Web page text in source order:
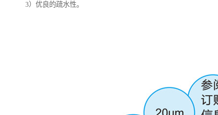
3）优良的疏水性。